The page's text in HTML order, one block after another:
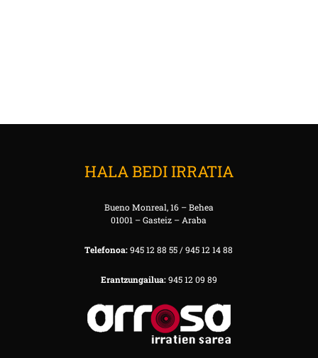
HALA BEDI IRRATIA
Bueno Monreal, 16 – Behea
01001 – Gasteiz – Araba
Telefonoa:945 12 88 55 / 945 12 14 88
Erantzungailua:945 12 09 89